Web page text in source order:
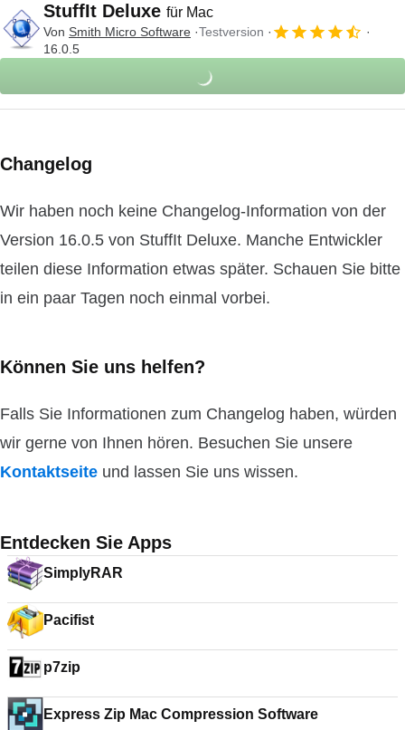
StuffIt Deluxe für Mac
Von Smith Micro Software Testversion
16.0.5
Changelog
Wir haben noch keine Changelog-Information von der
Version 16.0.5 von StuffIt Deluxe. Manche Entwickler
teilen diese Information etwas später. Schauen Sie bitte
in ein paar Tagen noch einmal vorbei.
Können Sie uns helfen?
Falls Sie Informationen zum Changelog haben, würden
wir gerne von Ihnen hören. Besuchen Sie unsere
Kontaktseite und lassen Sie uns wissen.
Entdecken Sie Apps
SimplyRAR
Pacifist
p7zip
Express Zip Mac Compression Software